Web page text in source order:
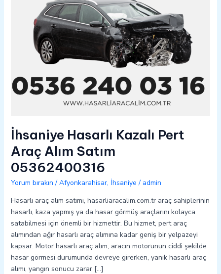
İhsaniye Hasarlı Kazalı Pert
Araç Alım Satım
05362400316
Yorum bırakın / Afyonkarahisar, İhsaniye / admin
Hasarlı araç alım satımı, hasarliaracalim.com.tr araç sahiplerinin
hasarlı, kaza yapmış ya da hasar görmüş araçlarını kolayca
satabilmesi için önemli bir hizmettir. Bu hizmet, pert araç
alımından ağır hasarlı araç alımına kadar geniş bir yelpazeyi
kapsar. Motor hasarlı araç alım, aracın motorunun ciddi şekilde
hasar görmesi durumunda devreye girerken, yanık hasarlı araç
alımı, yangın sonucu zarar […]